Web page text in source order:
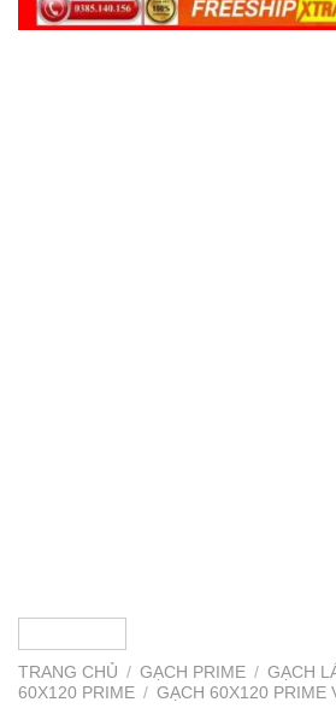
TRANG CHỦ / GẠCH PRIME / GẠCH
60X120 PRIME / GẠCH 60X120 PRIME